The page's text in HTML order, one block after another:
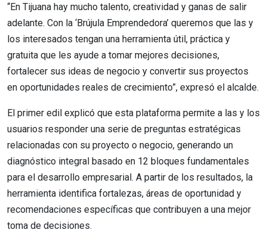
“En Tijuana hay mucho talento, creatividad y ganas de salir
adelante. Con la ‘Brújula Emprendedora’ queremos que las y
los interesados tengan una herramienta útil, práctica y
gratuita que les ayude a tomar mejores decisiones,
fortalecer sus ideas de negocio y convertir sus proyectos
en oportunidades reales de crecimiento”, expresó el alcalde.
El primer edil explicó que esta plataforma permite a las y los
usuarios responder una serie de preguntas estratégicas
relacionadas con su proyecto o negocio, generando un
diagnóstico integral basado en 12 bloques fundamentales
para el desarrollo empresarial. A partir de los resultados, la
herramienta identifica fortalezas, áreas de oportunidad y
recomendaciones específicas que contribuyen a una mejor
toma de decisiones.